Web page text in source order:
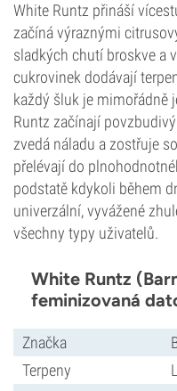
White Runtz přináší
začíná výraznými
sladkých chutí broskve a
cukrovinek dodávají
každý šluk je mimořádně
Runtz začínají
zvedá náladu a zostřuje
přelévají do
podstatě kdykoli během
univerzální, vyvážené
všechny typy uživatelů.
White Runtz
feminizovaná
Značka
Terpeny